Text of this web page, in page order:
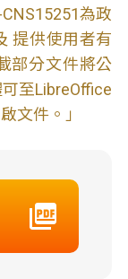
為政
提供使用者有
部分文件將公
至LibreOffice
文件。」